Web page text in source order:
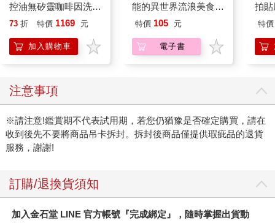
控油無矽靈咖啡因洗髮
凝露375ml/瓶-C1強健
調理頭皮洗髮液/0矽靈
滋潤洗頭髮水/一般髮
73 折 特價 1169 元
加入購物車
能的異世界流浪美食家
(1)
特價 105 元
電子書
拍
特價
注意事項
※請注意!鑑賞期不代表試用期，若您仍猶豫是否確定購買，請在
收到後先不要將商品吊卡拆封。拆封後商品僅提供瑕疵品的退貨
服務，謝謝!
訂購/退換貨須知
加入金石堂 LINE 官方帳號『完成綁定』，隨時掌握出貨動